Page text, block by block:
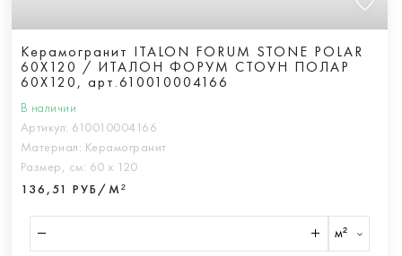
Керамогранит ITALON FORUM STONE POLAR
60X120 / ИТАЛОН ФОРУМ СТОУН ПОЛАР
60X120, арт.610010004166
В наличии
Артикул: 610010004166
Материал: Керамогранит
Размер, см: 60 х 120
136,51 РУБ/М²
м²